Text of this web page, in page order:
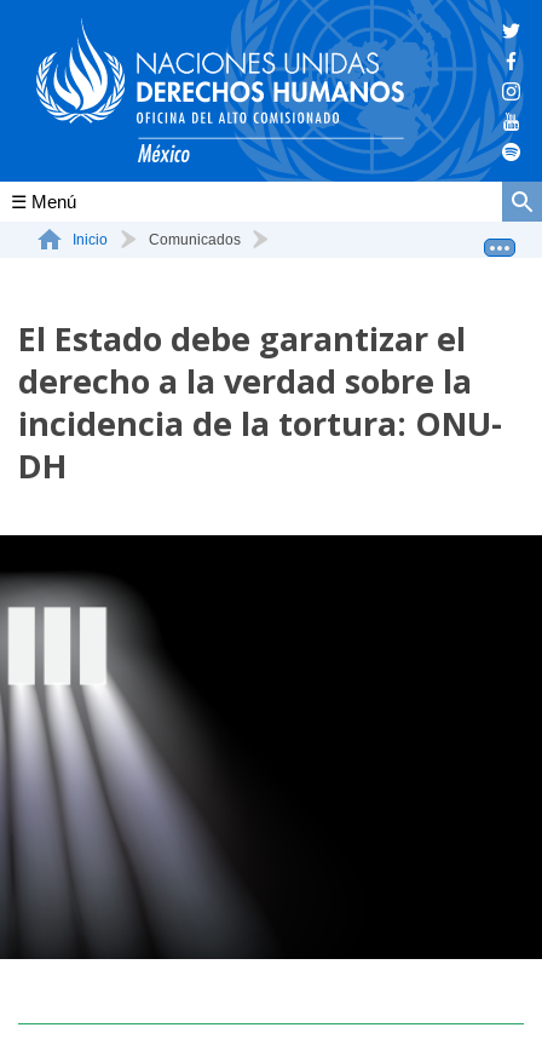
Conócenos
La ONU-DH en México
Vacantes ONU-DH México
ONU-DH en el tiempo
Inicio Comunicados
El Estado debe garantizar el
derecho a la verdad sobre la
incidencia de la tortura: ONU-
DH